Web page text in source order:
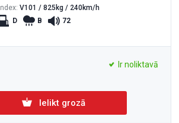
Index: V101 / 825kg / 240km/h
D
B 72
Ir noliktavā
Ielikt grozā